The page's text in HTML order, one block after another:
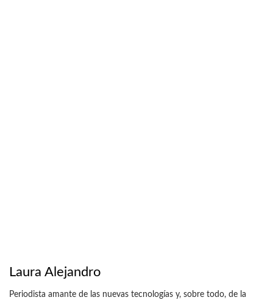
Laura Alejandro
Periodista amante de las nuevas tecnologías y, sobre todo, de la